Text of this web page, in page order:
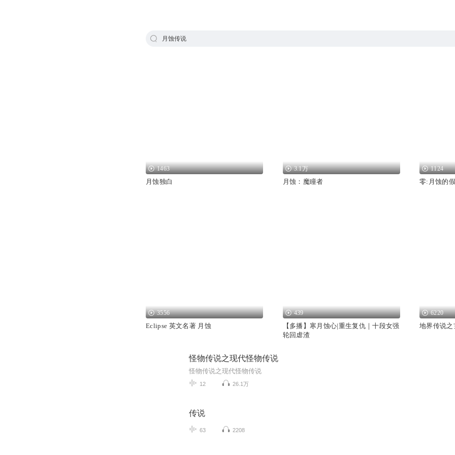
月蚀传说
1463
月蚀独白
3.1万
月蚀：魔瞳者
1124
零:月蚀的
3556
Eclipse 英文名著 月蚀
439
【多播】寒月蚀心|重生复仇｜十段女强
轮回虐渣
6220
地界传说
怪物传说之现代怪物传说
怪物传说之现代怪物传说
12 26.1万
传说
63 2208